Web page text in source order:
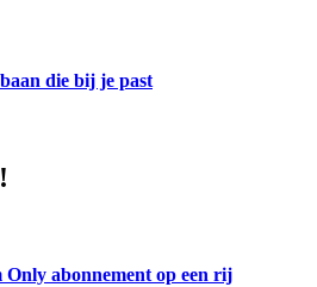
die bij je past
Only abonnement op een rij